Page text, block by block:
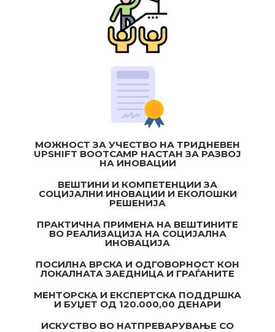
MОЖНОСТ ЗА УЧЕСТВО НА ТРИДНЕВЕН
UPSHIFT BOOTCAMP НАСТАН ЗА РАЗВОЈ
НА ИНОВАЦИИ
ВЕШТИНИ И КОМПЕТЕНЦИИ ЗА
СОЦИЈАЛНИ ИНОВАЦИИ И ЕКОЛОШКИ
РЕШЕНИЈА
ПРАКТИЧНА ПРИМЕНА НА ВЕШТИНИТЕ
ВО РЕАЛИЗАЦИЈА НА СОЦИЈАЛНА
ИНОВАЦИЈА
ПОСИЛНА ВРСКА И ОДГОВОРНОСТ КОН
ЛОКАЛНАТА ЗАЕДНИЦА И ГРАЃАНИТЕ
МЕНТОРСКА И ЕКСПЕРТСКА ПОДДРШКА
И БУЏЕТ ОД 120.000,00 ДЕНАРИ
ИСКУСТВО ВО НАТПРЕВАРУВАЊЕ СО